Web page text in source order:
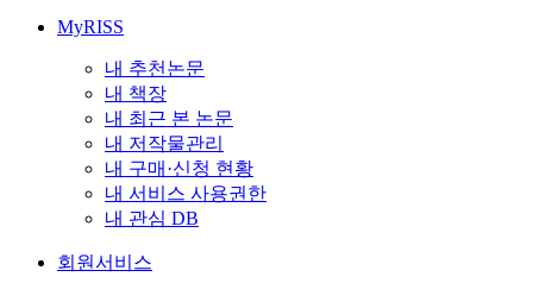
MyRISS
내 추천논문
내 책장
내 최근 본 논문
내 저작물관리
내 구매·신청 현황
내 서비스 사용권한
내 관심 DB
회원서비스